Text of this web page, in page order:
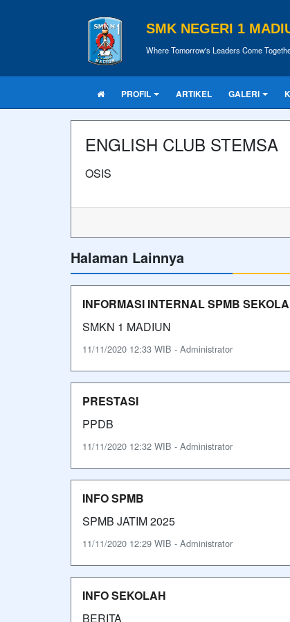
SMK NEGERI 1
Where Tomorrow's Leaders Come
PROFIL ARTIKEL GALERI
ENGLISH CLUB STEMSA
OSIS
Halaman Lainnya
INFORMASI INTERNAL SPMB
SMKN 1 MADIUN
11/11/2020 12:33 WIB - Administrator
PRESTASI
PPDB
11/11/2020 12:32 WIB - Administrator
INFO SPMB
SPMB JATIM 2025
11/11/2020 12:29 WIB - Administrator
INFO SEKOLAH
BERITA